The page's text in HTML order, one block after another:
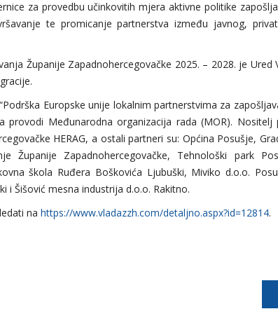
za provedbu učinkovitih mjera aktivne politike
te promicanje partnerstva između javnog,
Županije Zapadnohercegovačke 2025. – 2028. je Ured
Europske unije lokalnim partnerstvima za
provodi Međunarodna organizacija rada (MOR). Nositelj
HERAG, a ostali partneri su: Općina Posušje,
Županije Zapadnohercegovačke, Tehnološki park
škola Ruđera Boškovića Ljubuški, Miviko d.o.o.
i Šišović mesna industrija d.o.o. Rakitno.
na https://www.vladazzh.com/detaljno.aspx?id=12814.